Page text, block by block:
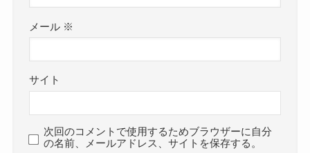
メール ※
サイト
次回のコメントで使用するためブラウザーに自分
の名前、メールアドレス、サイトを保存する。